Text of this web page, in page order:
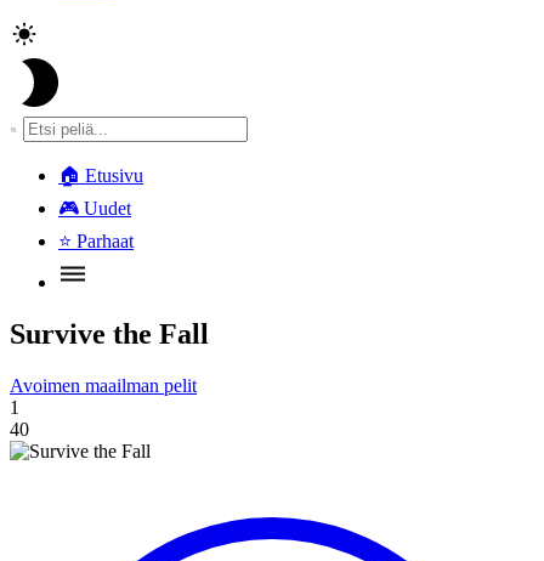
🏠 Etusivu
🎮 Uudet
⭐ Parhaat
Survive the Fall
Avoimen maailman pelit
1
40